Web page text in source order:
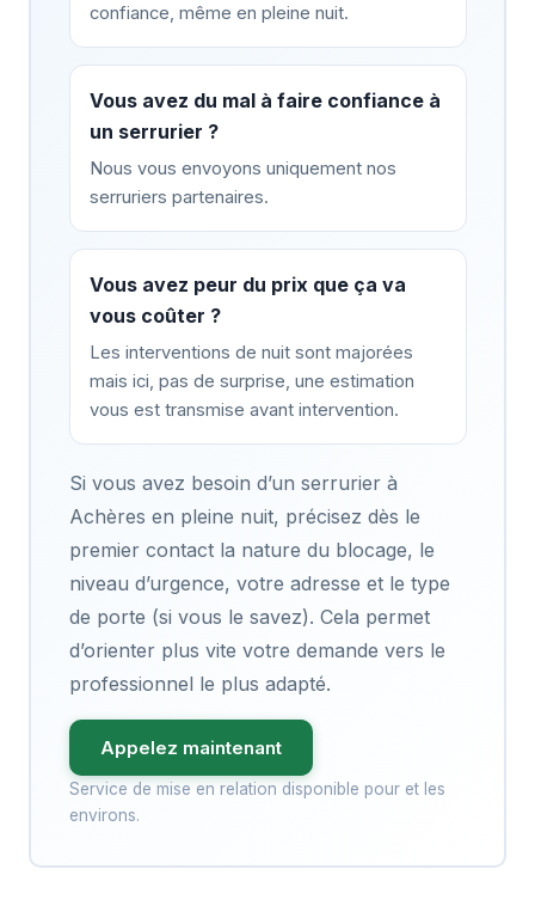
confiance, même en pleine nuit.
Vous avez du mal à faire confiance à
un serrurier ?
Nous vous envoyons uniquement nos
serruriers partenaires.
Vous avez peur du prix que ça va
vous coûter ?
Les interventions de nuit sont majorées
mais ici, pas de surprise, une estimation
vous est transmise avant intervention.
Si vous avez besoin d’un serrurier à
Achères en pleine nuit, précisez dès le
premier contact la nature du blocage, le
niveau d’urgence, votre adresse et le type
de porte (si vous le savez). Cela permet
d’orienter plus vite votre demande vers le
professionnel le plus adapté.
Appelez maintenant
Service de mise en relation disponible pour et les
environs.